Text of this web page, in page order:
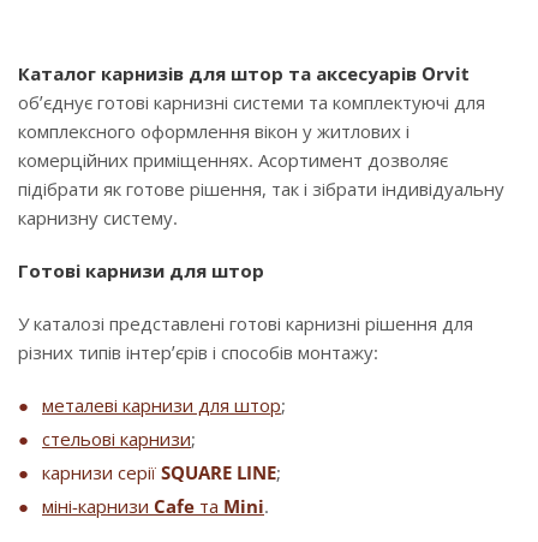
Каталог карнизів для штор та аксесуарів Orvit
об’єднує готові карнизні системи та комплектуючі для
комплексного оформлення вікон у житлових і
комерційних приміщеннях. Асортимент дозволяє
підібрати як готове рішення, так і зібрати індивідуальну
карнизну систему.
Готові карнизи для штор
У каталозі представлені готові карнизні рішення для
різних типів інтер’єрів і способів монтажу:
металеві карнизи для штор;
стельові карнизи;
карнизи серії SQUARE LINE;
міні-карнизи Cafe та Mini.